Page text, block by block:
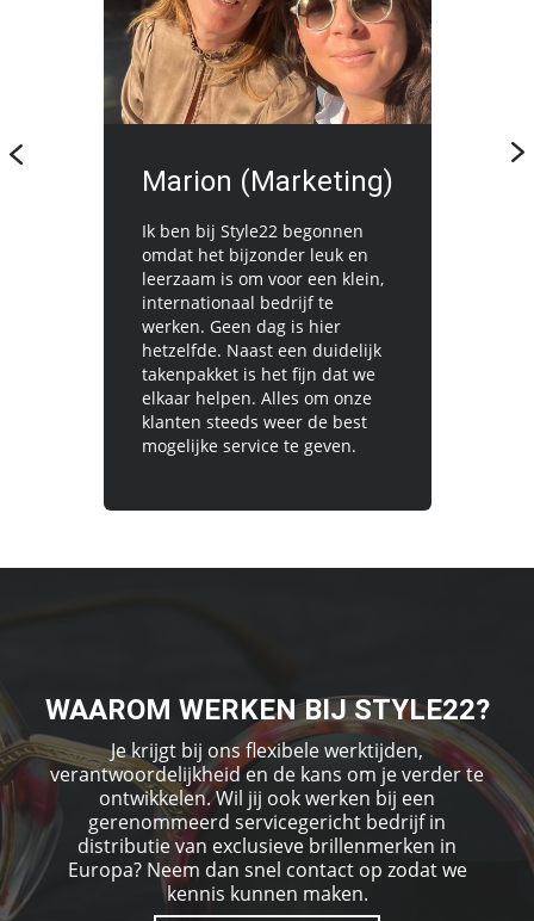
Marion (Marketing)
Ik ben bij Style22 begonnen
omdat het bijzonder leuk en
leerzaam is om voor een klein,
internationaal bedrijf te
werken. Geen dag is hier
hetzelfde. Naast een duidelijk
takenpakket is het fijn dat we
elkaar helpen. Alles om onze
klanten steeds weer de best
mogelijke service te geven.
WAAROM WERKEN BIJ STYLE22?
Je krijgt bij ons flexibele werktijden,
verantwoordelijkheid en de kans om je verder te
ontwikkelen. Wil jij ook werken bij een
gerenommeerd servicegericht bedrijf in
distributie van exclusieve brillenmerken in
Europa? Neem dan snel contact op zodat we
kennis kunnen maken.